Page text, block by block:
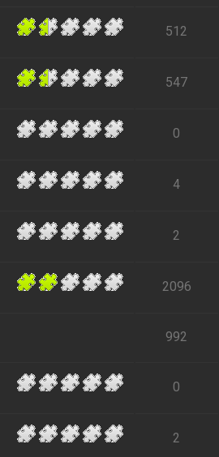
512
547
0
4
2
2096
992
0
2